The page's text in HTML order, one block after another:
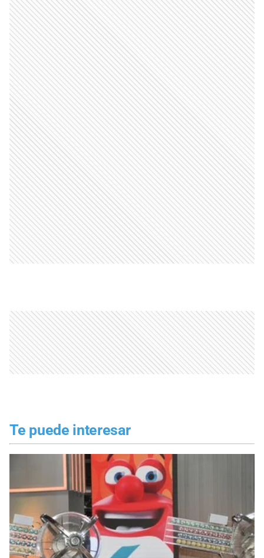
Te puede interesar